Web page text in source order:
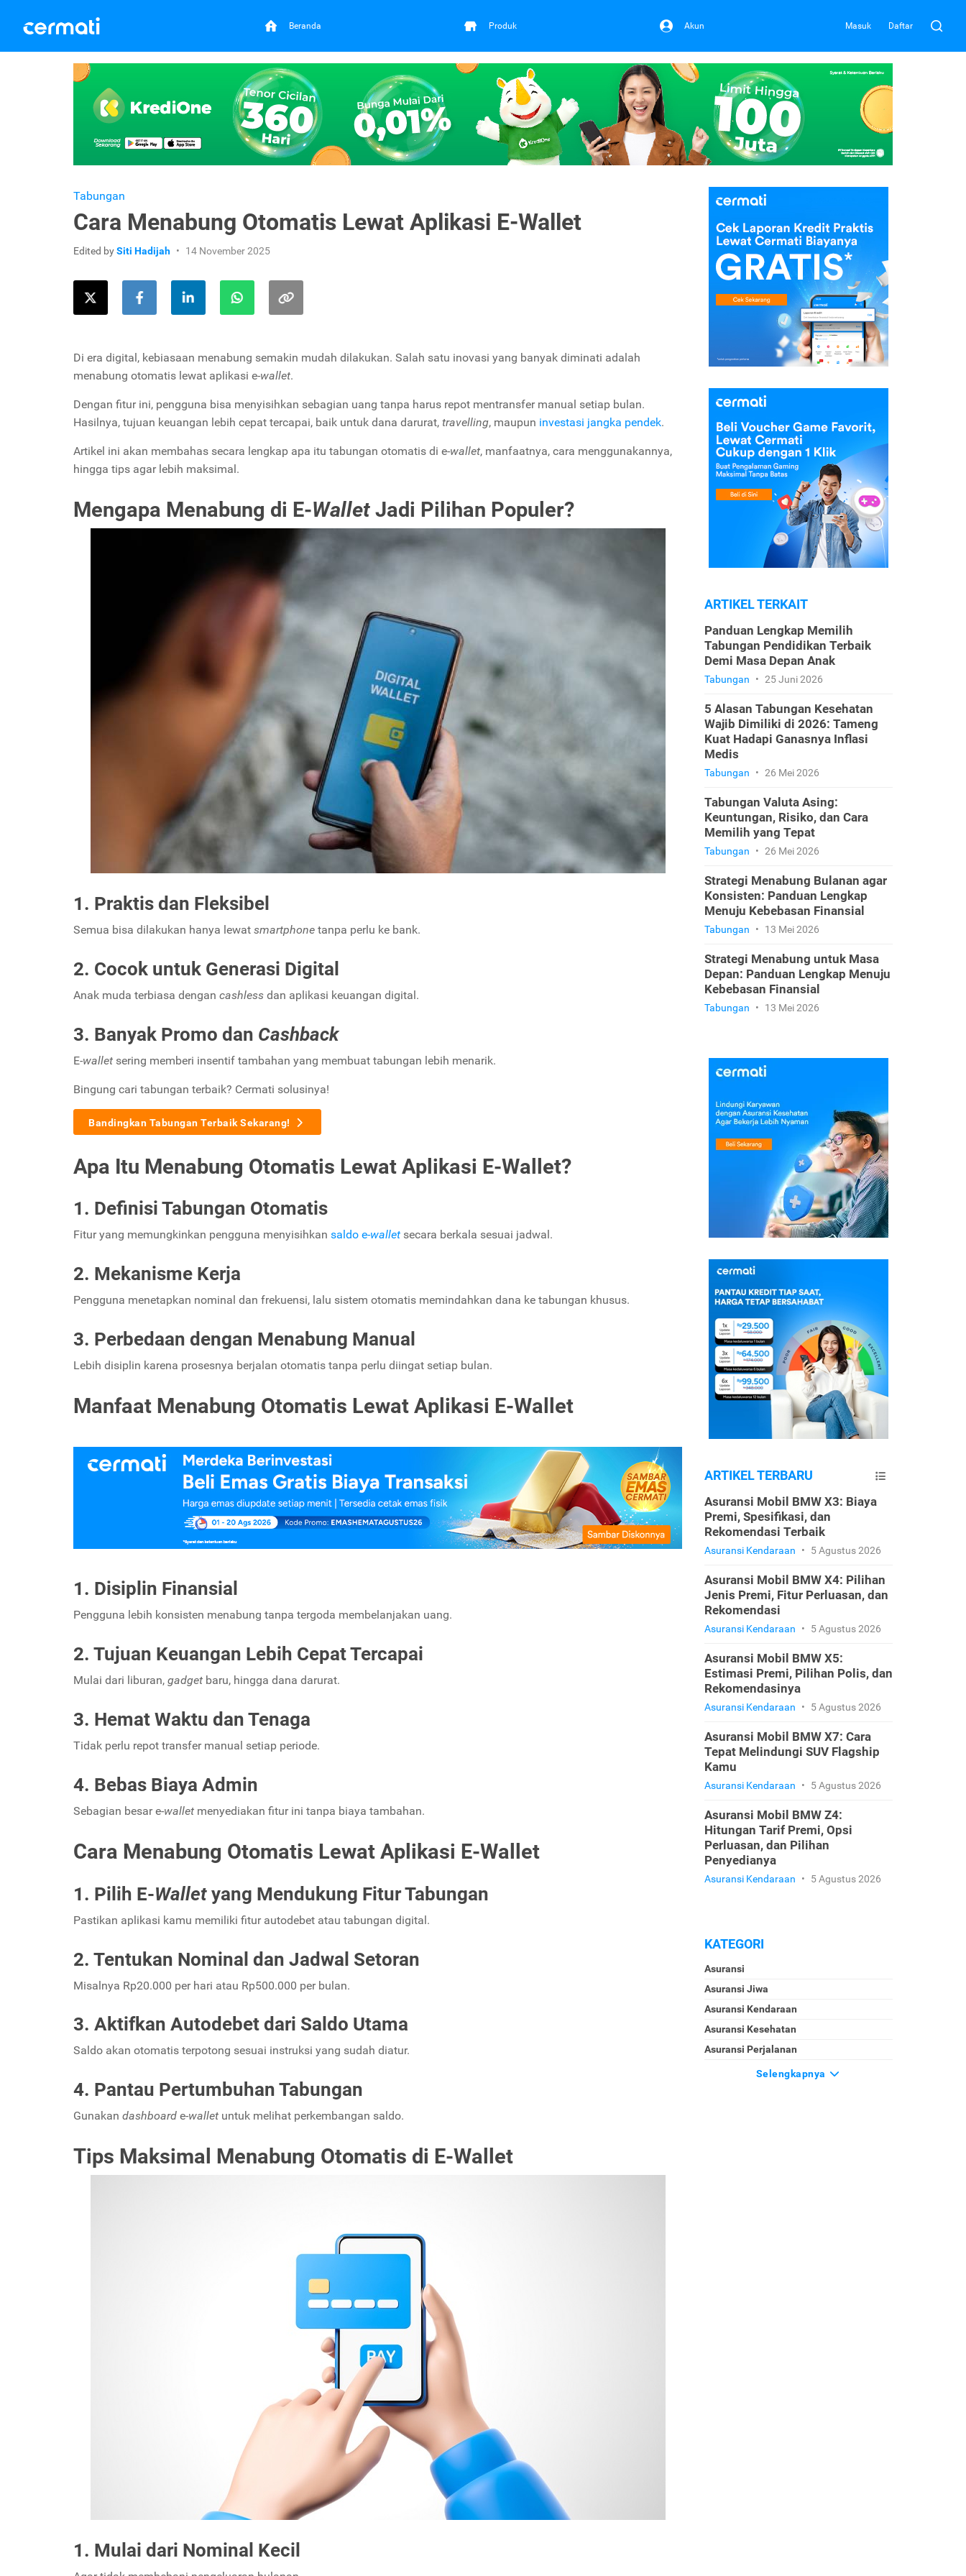
Beranda Produk Akun Masuk Daftar
Tabungan
Cara Menabung Otomatis Lewat Aplikasi E-Wallet
Edited bySiti Hadijah 14 November 2025
Di era digital, kebiasaan menabung semakin mudah dilakukan. Salah satu inovasi yang banyak diminati adalah
menabung otomatis lewat aplikasi e-wallet.
Dengan fitur ini, pengguna bisa menyisihkan sebagian uang tanpa harus repot mentransfer manual setiap bulan.
Hasilnya, tujuan keuangan lebih cepat tercapai, baik untuk dana darurat, travelling, maupun investasi jangka pendek.
Artikel ini akan membahas secara lengkap apa itu tabungan otomatis di e-wallet, manfaatnya, cara menggunakannya,
hingga tips agar lebih maksimal.
Mengapa Menabung di E-Wallet Jadi Pilihan Populer?
1. Praktis dan Fleksibel
Semua bisa dilakukan hanya lewat smartphone tanpa perlu ke bank.
2. Cocok untuk Generasi Digital
Anak muda terbiasa dengan cashless dan aplikasi keuangan digital.
3. Banyak Promo dan Cashback
E-wallet sering memberi insentif tambahan yang membuat tabungan lebih menarik.
Bingung cari tabungan terbaik? Cermati solusinya!
Bandingkan Tabungan Terbaik Sekarang!
Apa Itu Menabung Otomatis Lewat Aplikasi E-Wallet?
1. Definisi Tabungan Otomatis
Fitur yang memungkinkan pengguna menyisihkan saldo e-wallet secara berkala sesuai jadwal.
2. Mekanisme Kerja
Pengguna menetapkan nominal dan frekuensi, lalu sistem otomatis memindahkan dana ke tabungan khusus.
3. Perbedaan dengan Menabung Manual
Lebih disiplin karena prosesnya berjalan otomatis tanpa perlu diingat setiap bulan.
Manfaat Menabung Otomatis Lewat Aplikasi E-Wallet
1. Disiplin Finansial
Pengguna lebih konsisten menabung tanpa tergoda membelanjakan uang.
2. Tujuan Keuangan Lebih Cepat Tercapai
Mulai dari liburan, gadget baru, hingga dana darurat.
3. Hemat Waktu dan Tenaga
Tidak perlu repot transfer manual setiap periode.
4. Bebas Biaya Admin
Sebagian besar e-wallet menyediakan fitur ini tanpa biaya tambahan.
Cara Menabung Otomatis Lewat Aplikasi E-Wallet
1. Pilih E-Wallet yang Mendukung Fitur Tabungan
Pastikan aplikasi kamu memiliki fitur autodebet atau tabungan digital.
2. Tentukan Nominal dan Jadwal Setoran
Misalnya Rp20.000 per hari atau Rp500.000 per bulan.
3. Aktifkan Autodebet dari Saldo Utama
Saldo akan otomatis terpotong sesuai instruksi yang sudah diatur.
4. Pantau Pertumbuhan Tabungan
Gunakan dashboard e-wallet untuk melihat perkembangan saldo.
Tips Maksimal Menabung Otomatis di E-Wallet
1. Mulai dari Nominal Kecil
ARTIKEL TERKAIT
Panduan Lengkap Memilih
Tabungan Pendidikan Terbaik
Demi Masa Depan Anak
Tabungan • 25 Juni 2026
5 Alasan Tabungan Kesehatan
Wajib Dimiliki di 2026: Tameng
Kuat Hadapi Ganasnya Inflasi
Medis
Tabungan • 26 Mei 2026
Tabungan Valuta Asing:
Keuntungan, Risiko, dan Cara
Memilih yang Tepat
Tabungan • 26 Mei 2026
Strategi Menabung Bulanan agar
Konsisten: Panduan Lengkap
Menuju Kebebasan Finansial
Tabungan • 13 Mei 2026
Strategi Menabung untuk Masa
Depan: Panduan Lengkap Menuju
Kebebasan Finansial
Tabungan • 13 Mei 2026
ARTIKEL TERBARU
Asuransi Mobil BMW X3: Biaya
Premi, Spesifikasi, dan
Rekomendasi Terbaik
Asuransi Kendaraan • 5 Agustus 2026
Asuransi Mobil BMW X4: Pilihan
Jenis Premi, Fitur Perluasan, dan
Rekomendasi
Asuransi Kendaraan • 5 Agustus 2026
Asuransi Mobil BMW X5:
Estimasi Premi, Pilihan Polis, dan
Rekomendasinya
Asuransi Kendaraan • 5 Agustus 2026
Asuransi Mobil BMW X7: Cara
Tepat Melindungi SUV Flagship
Kamu
Asuransi Kendaraan • 5 Agustus 2026
Asuransi Mobil BMW Z4:
Hitungan Tarif Premi, Opsi
Perluasan, dan Pilihan
Penyedianya
Asuransi Kendaraan • 5 Agustus 2026
KATEGORI
Asuransi
Asuransi Jiwa
Asuransi Kendaraan
Asuransi Kesehatan
Asuransi Perjalanan
Selengkapnya